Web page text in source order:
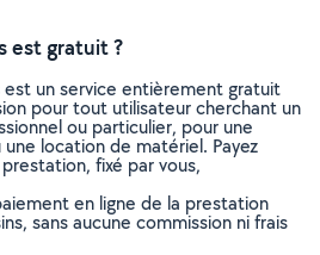
est gratuit ?
est un service entièrement gratuit
pour tout utilisateur cherchant un
ou particulier, pour une
location de matériel. Payez
fixé par vous,
en ligne de la prestation
sans aucune commission ni frais